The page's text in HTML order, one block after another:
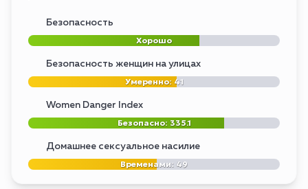
Безопасность
Хорошо
Безопасность женщин на улицах
Умеренно: 41
Women Danger Index
Безопасно: 335.1
Домашнее сексуальное насилие
Временами: 49